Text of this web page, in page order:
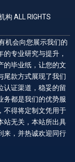
构 ALL RIGHTS
机会向您展示我们的
专业研究与提升，
的毕业纸，让您的文
尾款方式展现了我们
认证渠道，稳妥的留
务都是我们的优势服
不得将定制文凭用于
站无关，本站所出具
来，并热诚欢迎同行